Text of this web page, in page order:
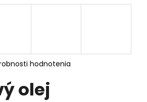
hodnotenia
olej